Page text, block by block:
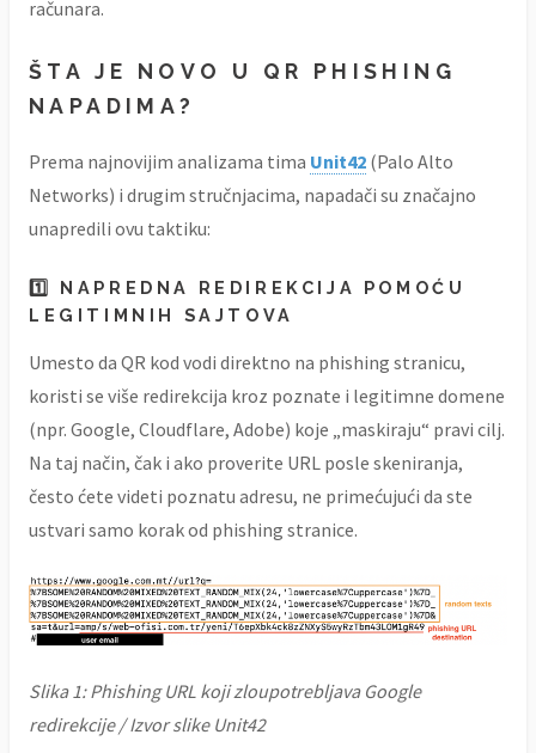
računara.
ŠTA JE NOVO U QR PHISHING
NAPADIMA?
Prema najnovijim analizama tima Unit42 (Palo Alto
Networks) i drugim stručnjacima, napadači su značajno
unapredili ovu taktiku:
1️⃣ NAPREDNA REDIREKCIJA POMOĆU
LEGITIMNIH SAJTOVA
Umesto da QR kod vodi direktno na phishing stranicu,
koristi se više redirekcija kroz poznate i legitimne domene
(npr. Google, Cloudflare, Adobe) koje „maskiraju“ pravi cilj.
Na taj način, čak i ako proverite URL posle skeniranja,
često ćete videti poznatu adresu, ne primećujući da ste
ustvari samo korak od phishing stranice.
Slika 1: Phishing URL koji zloupotrebljava Google
redirekcije / Izvor slike Unit42